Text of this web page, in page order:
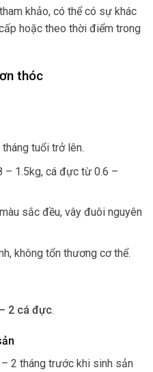
khảo, có thể có sự khác
hoặc theo thời điểm trong
thóc
tuổi trở lên.
– 1.5kg, cá đực từ 0.6 –
sắc đều, vây đuôi nguyên
không tổn thương cơ thể.
2 cá đực.
2 tháng trước khi sinh sản